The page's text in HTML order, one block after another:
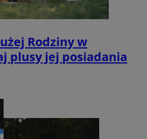
Rodziny w
plusy jej posiadania